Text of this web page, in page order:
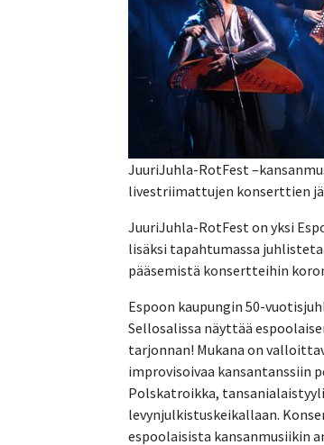
JuuriJuhla-RotFest
livestriimattujen konserttien
JuuriJuhla-RotFest on yksi
lisäksi tapahtumassa
pääsemistä konsertteihin
Espoon kaupungin 50-
Sellosalissa näyttää
tarjonnan! Mukana on
improvisoivaa kansantanssiin
Polskatroikka,
levynjulkistuskeikallaan.
espoolaisista kansanmusiikin